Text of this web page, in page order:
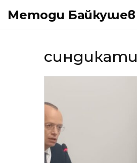
Методи Байкушев
синдикати